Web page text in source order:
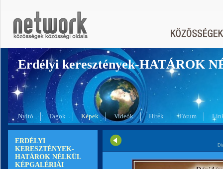
Erdélyi keresztények-HATÁROK
Nyitó Tagok Képek Videók Hírek Fórum
ERDÉLYI
KERESZTÉNYEK-
HATÁROK NÉLKÜL
KÉPGALÉRIÁI